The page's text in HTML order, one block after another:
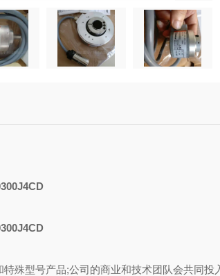
殊型号产品;公司的商业和技术团队会共同投